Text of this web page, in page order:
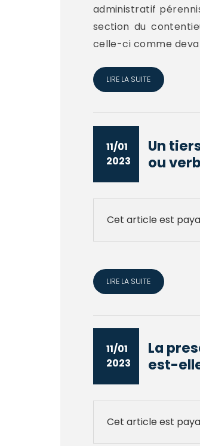
administratif
section du
celle-ci comme
LIRE LA SUITE
11/01
2023
Un
ou
Cet article est
LIRE LA SUITE
11/01
2023
La
est-
Cet article est